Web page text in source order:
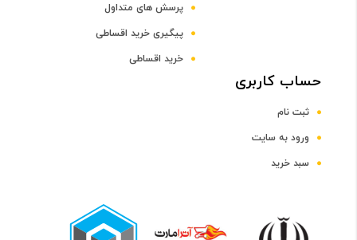
رده صفحه نمایش
اندازه صفحه نمایش
پرسش های متداول
پیگیری خرید اقساطی
خرید اقساطی
حساب کاربری
ثبت نام
ورود به سایت
سبد خرید